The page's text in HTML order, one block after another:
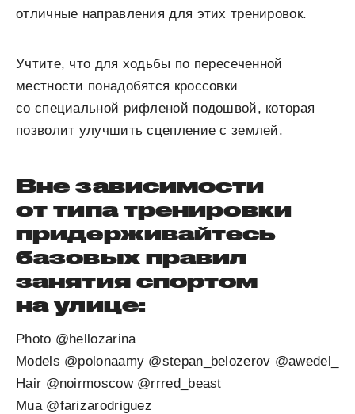
отличные направления для этих тренировок.
Учтите, что для ходьбы по пересеченной
местности понадобятся кроссовки
со специальной рифленой подошвой, которая
позволит улучшить сцепление с землей.
Вне зависимости
от типа тренировки
придерживайтесь
базовых правил
занятия спортом
на улице:
Photo @hellozarina
Models @polonaamy @stepan_belozerov @awedel_
Hair @noirmoscow @rrred_beast
Mua @farizarodriguez